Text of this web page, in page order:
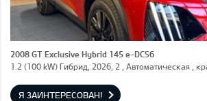
2008 GT Exclusive Hybrid 145 e-DCS6
1.2 (100 kW) Гибрид, 2026, 2 , Автоматическая ,
Я ЗАИНТЕРЕСОВАН!